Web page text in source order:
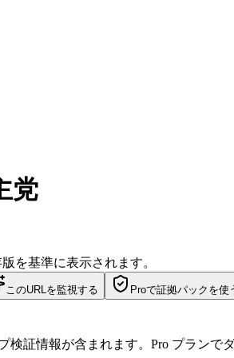
党
を基準に表示されます。
このURLを監視する Proで証拠パックを使
証情報が含まれます。Pro プランで